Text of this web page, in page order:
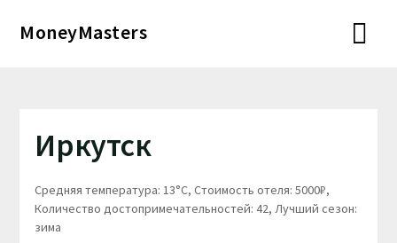
MoneyMasters
Иркутск
Средняя температура: 13°C, Стоимость отеля: 5000₽,
Количество достопримечательностей: 42, Лучший сезон:
зима